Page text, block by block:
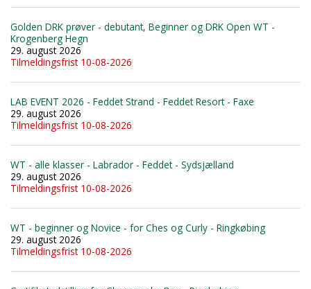
Golden DRK prøver - debutant, Beginner og DRK Open WT -
Krogenberg Hegn
29. august 2026
Tilmeldingsfrist 10-08-2026
LAB EVENT 2026 - Feddet Strand - Feddet Resort - Faxe
29. august 2026
Tilmeldingsfrist 10-08-2026
WT - alle klasser - Labrador - Feddet - Sydsjælland
29. august 2026
Tilmeldingsfrist 10-08-2026
WT - beginner og Novice - for Ches og Curly - Ringkøbing
29. august 2026
Tilmeldingsfrist 10-08-2026